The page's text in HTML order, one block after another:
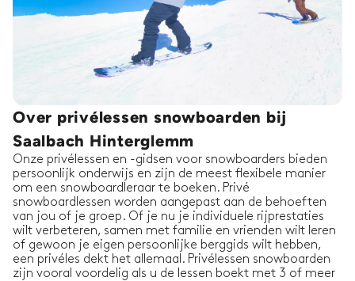
Over privélessen snowboarden bij
Saalbach Hinterglemm
Onze privélessen en -gidsen voor snowboarders bieden
persoonlijk onderwijs en zijn de meest flexibele manier
om een snowboardleraar te boeken. Privé
snowboardlessen worden aangepast aan de behoeften
van jou of je groep. Of je nu je individuele rijprestaties
wilt verbeteren, samen met familie en vrienden wilt leren
of gewoon je eigen persoonlijke berggids wilt hebben,
een privéles dekt het allemaal. Privélessen snowboarden
zijn vooral voordelig als u de lessen boekt met 3 of meer